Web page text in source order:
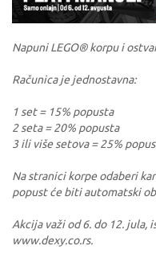
Napuni LEGO® korpu i
Računica je jednostavna:
1 set = 15% popusta
2 seta = 20% popusta
3 ili više setova = 25%
Na stranici korpe odaberi
popust će biti automatski
Akcija važi od 6. do 12. jula,
www.dexy.co.rs.